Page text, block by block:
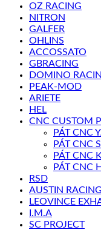
OZ RACING
NITRON
GALFER
OHLINS
ACCOSSATO
GBRACING
DOMINO
PEAK-MOD
ARIETE
HEL
CNC CUSTOM
PÁT CNC
PÁT CNC
PÁT CNC
PÁT CNC
RSD
AUSTIN RACING
LEOVINCE
I.M.A
SC PROJECT